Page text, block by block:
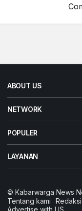
ABOUT US
NETWORK
POPULER
LAYANAN
© Kabarwarga News
Tentang kami
Redaksi